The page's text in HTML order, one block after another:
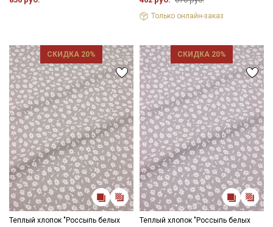
Только онлайн-заказ
СКИДКА 20%
Теплый хлопок "Россыпь белых
СКИДКА 20%
Теплый хлопок "Россыпь белых